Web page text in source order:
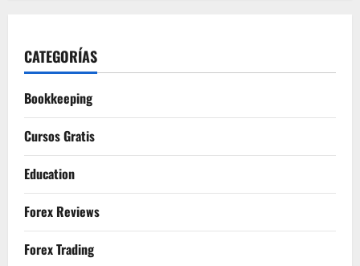
CATEGORÍAS
Bookkeeping
Cursos Gratis
Education
Forex Reviews
Forex Trading